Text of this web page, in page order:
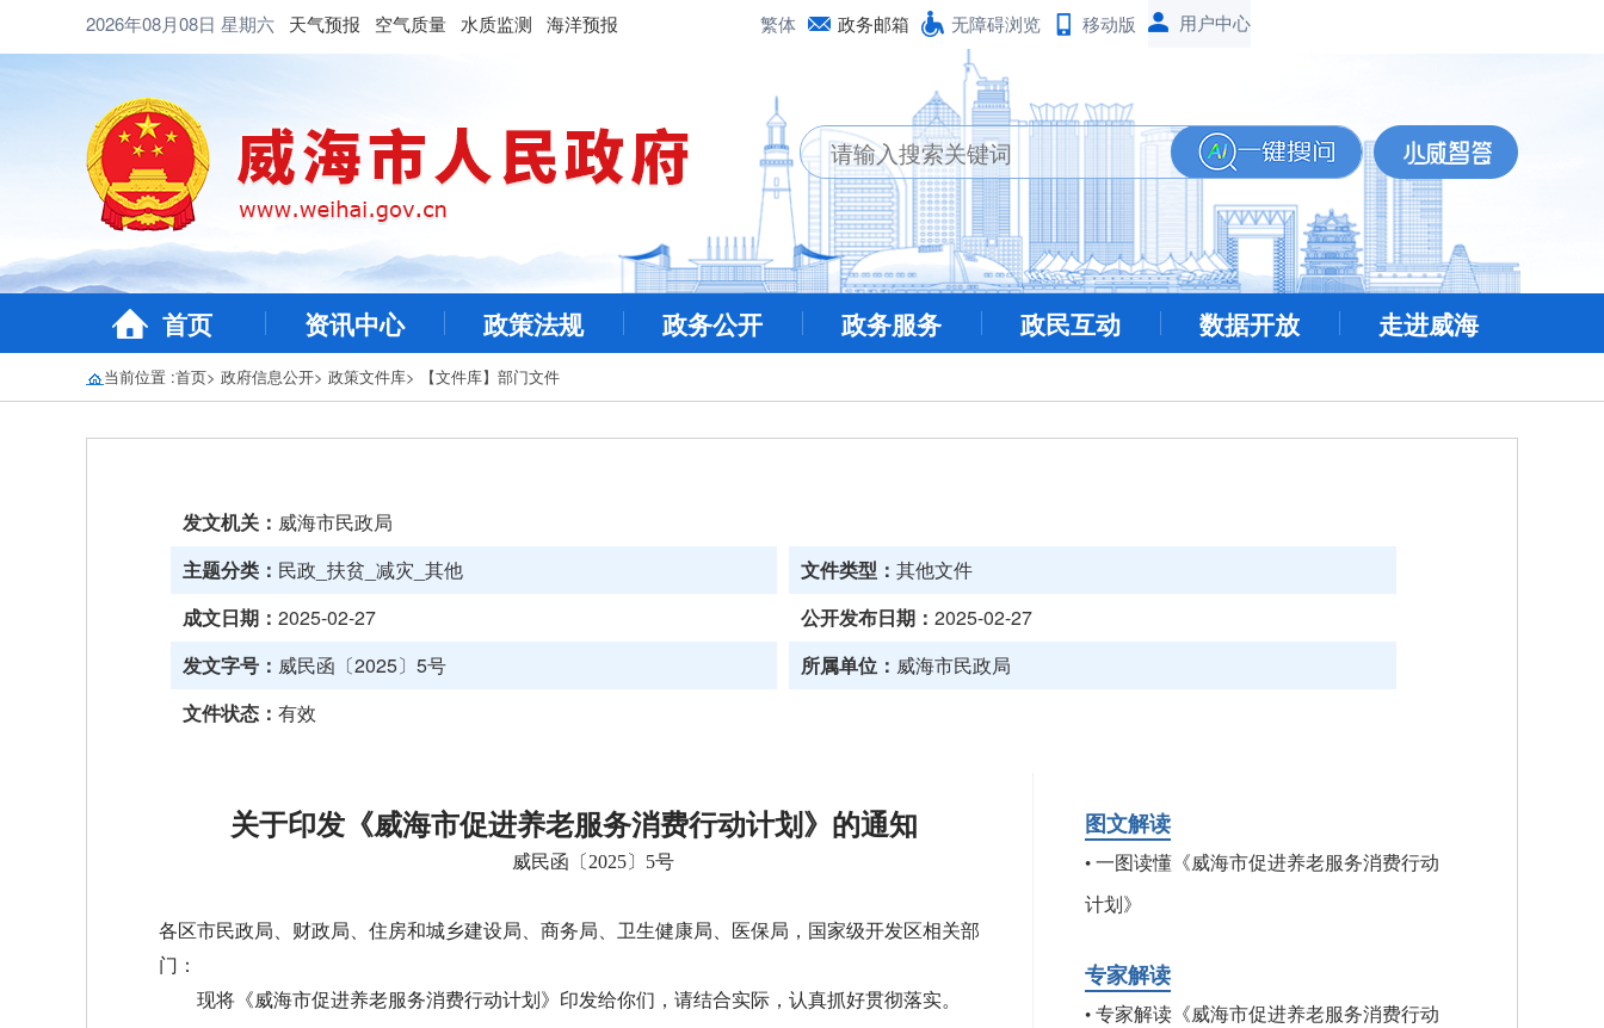
2026年08月08日 星期六 天气预报 空气质量 水质监测 海洋预报 繁体 政务邮箱 无障碍浏览 移动版
首页 资讯中心 政策法规 政务公开 政务服务 政民互动 数据开放 走进威海
当前位置 :首页> 政府信息公开> 政策文件库> 【文件库】部门文件
发文机关： 威海市民政局
主题分类： 民政_扶贫_减灾_其他 文件类型：其他文件
成文日期： 2025-02-27 公开发布日期：2025-02-27
发文字号： 威民函〔2025〕5号 所属单位： 威海市民政局
文件状态： 有效
关于印发《威海市促进养老服务消费行动计划》的通知
威民函〔2025〕5号
各区市民政局、财政局、住房和城乡建设局、商务局、卫生健康局、医保局，国家级开发区相关部
门：
现将《威海市促进养老服务消费行动计划》印发给你们，请结合实际，认真抓好贯彻落实。
图文解读
•一图读懂《威海市促进养老服务消费行动
计划》
专家解读
•专家解读《威海市促进养老服务消费行动